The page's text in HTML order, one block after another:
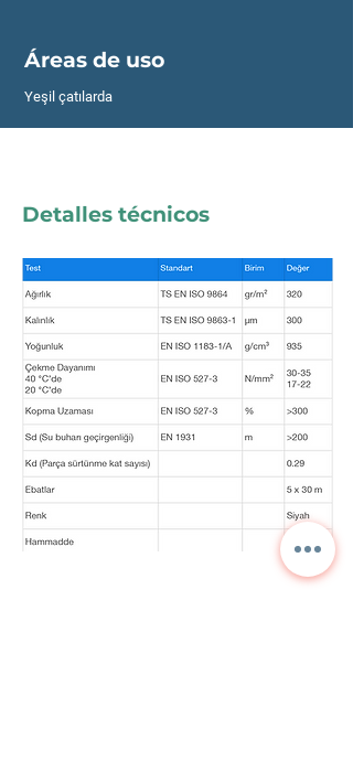
Áreas de uso
Yeşil çatılarda
Detalles técnicos